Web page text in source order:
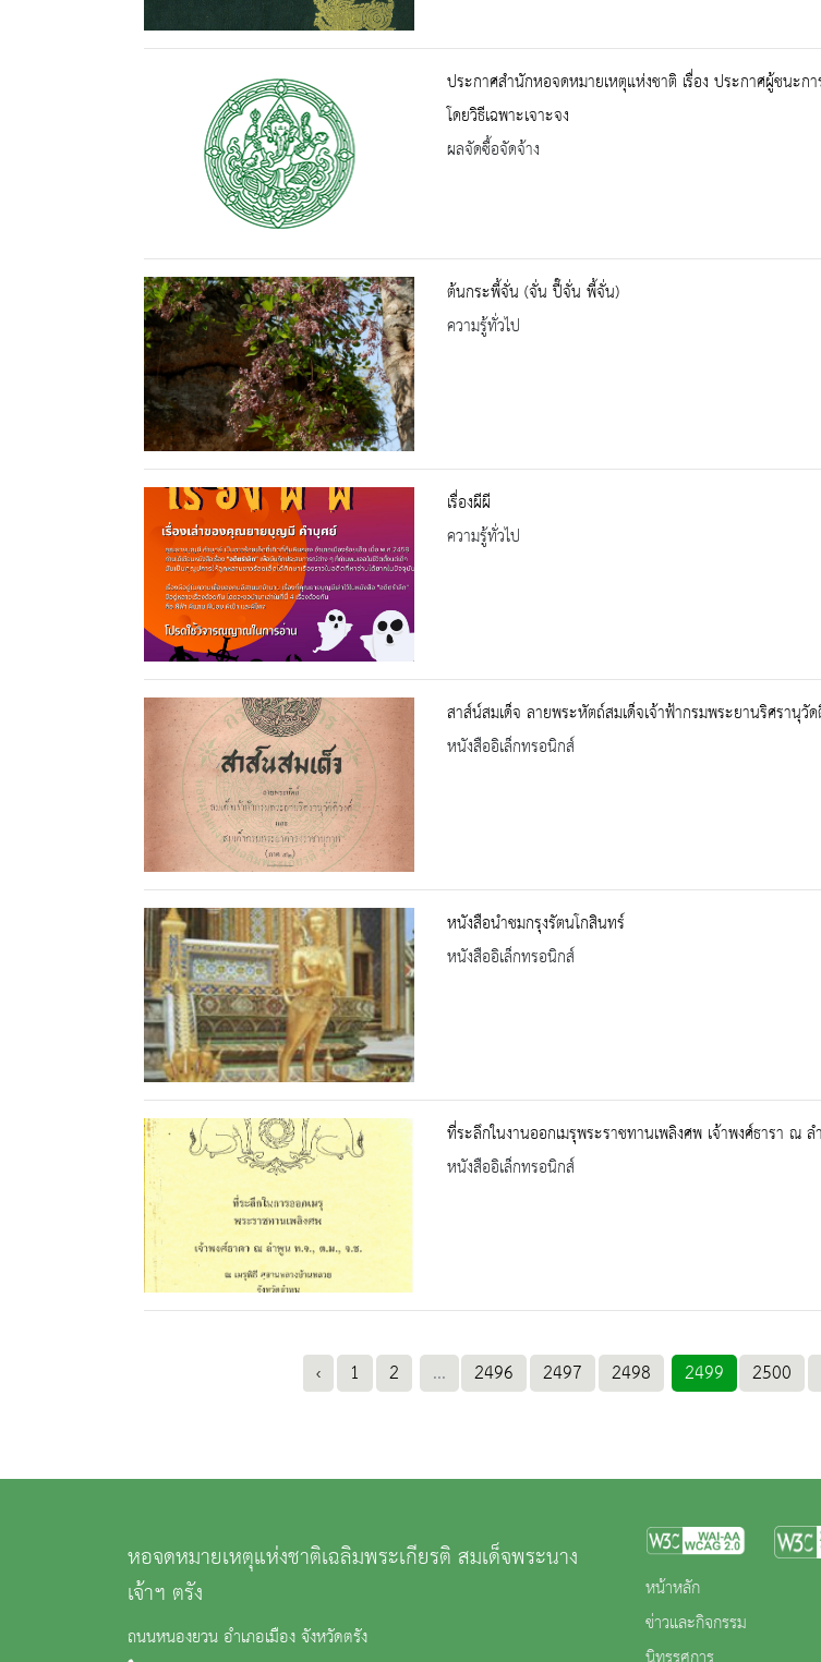
ประกาศสำนักหอจดหมายเหตุแห่งชาติ เรื่อง ประกาศผู้ชนะ
โดยวิธีเฉพาะเจาะจง
ผลจัดซื้อจัดจ้าง
ต้นกระพี้จั่น (จั่น ปี๊จั่น พี้จั่น)
ความรู้ทั่วไป
เรื่องผีผี
ความรู้ทั่วไป
สาส์น์สมเด็จ ลายพระหัตถ์สมเด็จเจ้าฟ้ากรมพระยานริศรานุ
หนังสืออิเล็กทรอนิกส์
หนังสือนำชมกรุงรัตนโกสินทร์
หนังสืออิเล็กทรอนิกส์
ที่ระลึกในงานออกเมรุพระราชทานเพลิงศพ เจ้าพงศ์ธารา ณ
หนังสืออิเล็กทรอนิกส์
‹ 1 2 ... 2496 2497 2498 2499 2500
หอจดหมายเหตุแห่งชาติเฉลิมพระเกียรติ สมเด็จพระนาง
เจ้าฯ ตรัง
ถนนหนองยวน อำเภอเมือง จังหวัดตรัง
หน้าหลัก
ข่าวและกิจกรรม